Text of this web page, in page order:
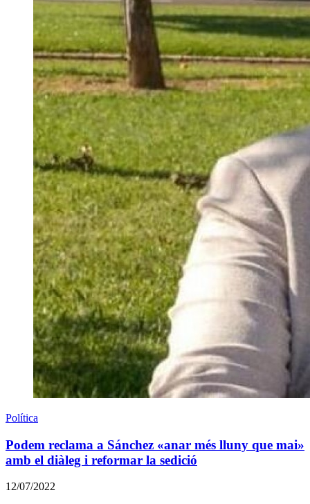
Política
Podem reclama a Sánchez «anar més lluny que mai»
amb el diàleg i reformar la sedició
12/07/2022